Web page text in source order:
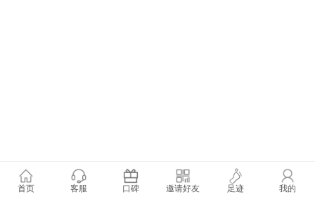
首页 客服 口碑 邀请好友 足迹 我的